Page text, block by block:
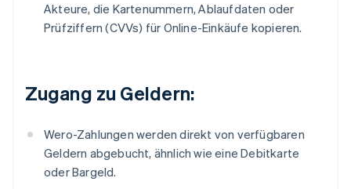
Akteure, die Kartenummern, Ablaufdaten oder
Prüfziffern (CVVs) für Online-Einkäufe kopieren.
Zugang zu Geldern:
Wero-Zahlungen werden direkt von verfügbaren
Geldern abgebucht, ähnlich wie eine Debitkarte
oder Bargeld.